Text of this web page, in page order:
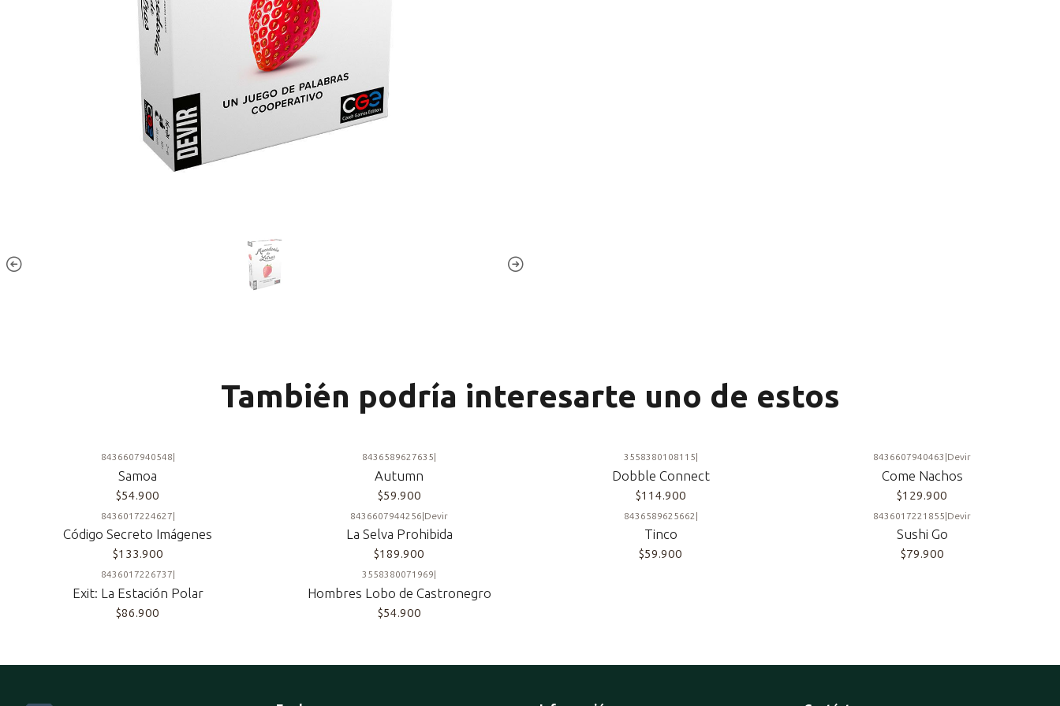
También podría interesarte uno de estos
8436607940548
Samoa
$54.900
8436589627635
Autumn
$59.900
3558380108115
Dobble Connect
$114.900
8436607940463 Devir
Come Nachos
$129.900
8436017224627|
Código Secreto Imágenes
$133.900
8436607944256|Devir
La Selva Prohibida
$189.900
8436589625662 |
Tinco
$59.900
8436017221855|Devir
Sushi Go
$79.900
8436017226737
Exit: La Estación Polar
$86.900
3558380071969
Hombres Lobo de Castronegro
$54.900